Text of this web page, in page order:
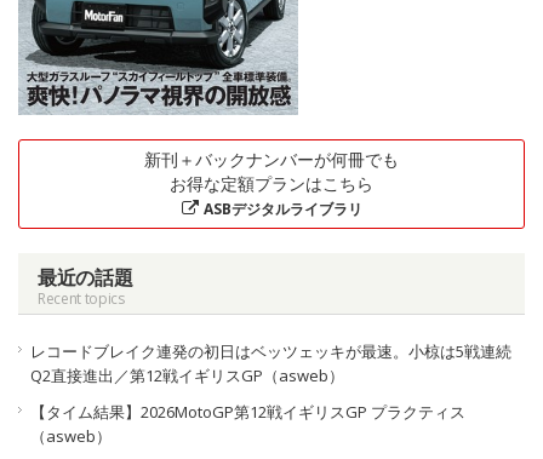
新刊＋バックナンバーが何冊でも
お得な定額プランはこちら
ASBデジタルライブラリ
最近の話題
Recent topics
レコードブレイク連発の初日はベッツェッキが最速。小椋は5戦連続
Q2直接進出／第12戦イギリスGP（asweb）
【タイム結果】2026MotoGP第12戦イギリスGP プラクティス
（asweb）